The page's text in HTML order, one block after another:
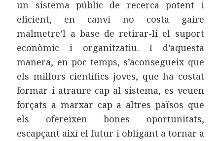
un sistema públic de recerca potent i
eficient, en canvi no costa gaire
malmetre’l a base de retirar-li el suport
econòmic i organitzatiu. I d’aquesta
manera, en poc temps, s’aconsegueix que
els millors científics joves, que ha costat
formar i atraure cap al sistema, es veuen
forçats a marxar cap a altres països que
els ofereixen bones oportunitats,
escapçant així el futur i obligant a tornar a